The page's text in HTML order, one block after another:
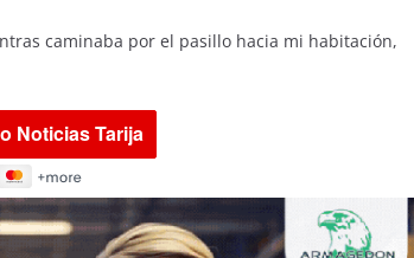
caminaba por el pasillo hacia mi habitación,